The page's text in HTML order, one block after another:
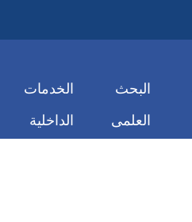
البحث
العلمى
الخدمات
الداخلية